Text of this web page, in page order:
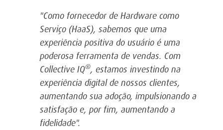
"Como fornecedor de Hardware como
Serviço (HaaS), sabemos que uma
experiência positiva do usuário é uma
poderosa ferramenta de vendas. Com
Collective IQ®, estamos investindo na
experiência digital de nossos clientes,
aumentando sua adoção, impulsionando a
satisfação e, por fim, aumentando a
fidelidade".